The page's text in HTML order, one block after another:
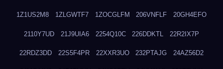
1Z1US2M8 1ZLGWTF7 1ZOCGLFM 206VNFLF 20GH4EFO
2110Y7UD 21J9UIA6 2254Q10C 226DDKTL 22R2IX7P
22RDZ3DD 22S5F4PR 22XXR3UO 232PTAJG 24AZ56D2